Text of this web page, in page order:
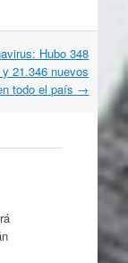
Hubo 348
21.346 nuevos
todo el país →